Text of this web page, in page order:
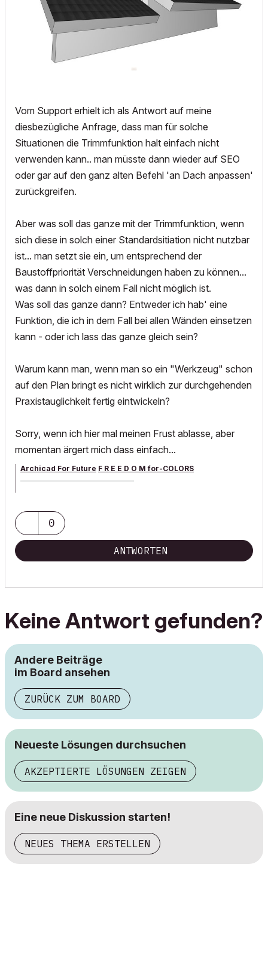
Vom Support erhielt ich als Antwort auf meine
diesbezügliche Anfrage, dass man für solche
Situationen die Trimmfunktion halt einfach nicht
verwenden kann.. man müsste dann wieder auf SEO
oder gar auf den ganz alten Befehl 'an Dach anpassen'
zurückgreifen.
Aber was soll das ganze mit der Trimmfunktion, wenn
sich diese in solch einer Standardsitiation nicht nutzbar
ist... man setzt sie ein, um entsprechend der
Baustoffpriorität Verschneidungen haben zu können...
was dann in solch einem Fall nicht möglich ist.
Was soll das ganze dann? Entweder ich hab' eine
Funktion, die ich in dem Fall bei allen Wänden einsetzen
kann - oder ich lass das ganze gleich sein?
Warum kann man, wenn man so ein "Werkzeug" schon
auf den Plan bringt es nicht wirklich zur durchgehenden
Praxistauglichkeit fertig eintwickeln?
Sorry, wenn ich hier mal meinen Frust ablasse, aber
momentan ärgert mich dass einfach...
Archicad For Future F R E E D O M for-COLORS
0
ANTWORTEN
Keine Antwort gefunden?
Andere Beiträge
im Board ansehen
ZURÜCK ZUM BOARD
Neueste Lösungen durchsuchen
AKZEPTIERTE LÖSUNGEN ZEIGEN
Eine neue Diskussion starten!
NEUES THEMA ERSTELLEN